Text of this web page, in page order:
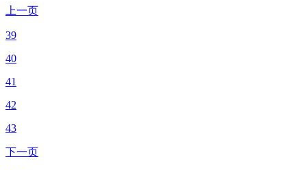
上一页
39
40
41
42
43
下一页